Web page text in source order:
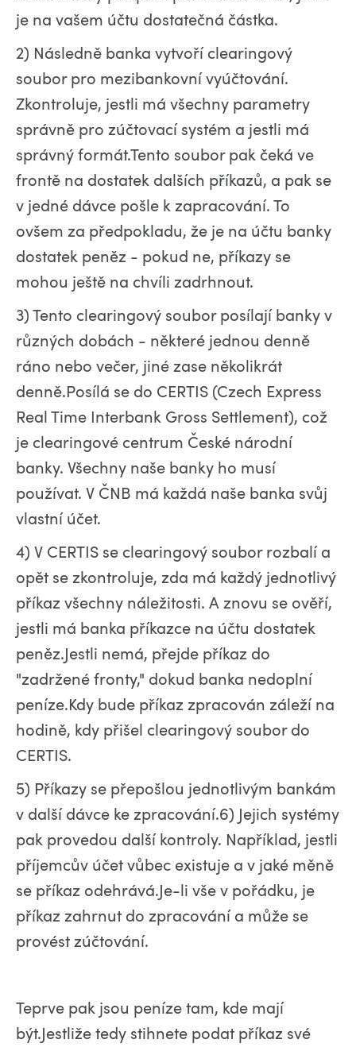
je na vašem účtu dostatečná částka.
2) Následně banka vytvoří clearingový
soubor pro mezibankovní vyúčtování.
Zkontroluje, jestli má všechny parametry
správně pro zúčtovací systém a jestli má
správný formát.Tento soubor pak čeká ve
frontě na dostatek dalších příkazů, a pak se
v jedné dávce pošle k zapracování. To
ovšem za předpokladu, že je na účtu banky
dostatek peněz - pokud ne, příkazy se
mohou ještě na chvíli zadrhnout.
3) Tento clearingový soubor posílají banky v
různých dobách - některé jednou denně
ráno nebo večer, jiné zase několikrát
denně.Posílá se do CERTIS (Czech Express
Real Time Interbank Gross Settlement), což
je clearingové centrum České národní
banky. Všechny naše banky ho musí
používat. V ČNB má každá naše banka svůj
vlastní účet.
4) V CERTIS se clearingový soubor rozbalí a
opět se zkontroluje, zda má každý jednotlivý
příkaz všechny náležitosti. A znovu se ověří,
jestli má banka příkazce na účtu dostatek
peněz.Jestli nemá, přejde příkaz do
"zadržené fronty," dokud banka nedoplní
peníze.Kdy bude příkaz zpracován záleží na
hodině, kdy přišel clearingový soubor do
CERTIS.
5) Příkazy se přepošlou jednotlivým bankám
v další dávce ke zpracování.6) Jejich systémy
pak provedou další kontroly. Například, jestli
příjemcův účet vůbec existuje a v jaké měně
se příkaz odehrává.Je-li vše v pořádku, je
příkaz zahrnut do zpracování a může se
provést zúčtování.
Teprve pak jsou peníze tam, kde mají
být.Jestliže tedy stihnete podat příkaz své